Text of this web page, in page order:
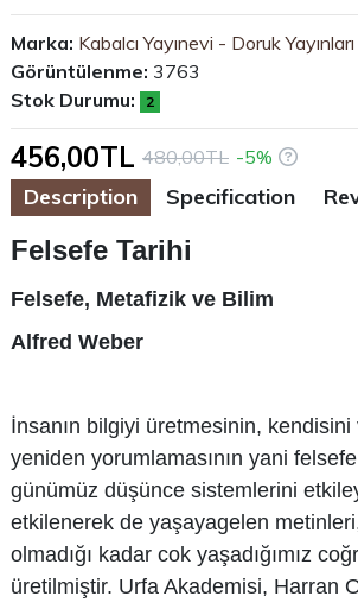
Description Specification
Felsefe Tarihi
Felsefe, Metafizik ve Bilim
Alfred Weber
İnsanın bilgiyi üretmesinin, kendisini
yeniden yorumlamasının yani
günümüz düşünce sistemlerini
etkilenerek de yaşayagelen
olmadığı kadar cok yaşadığımız
üretilmiştir. Urfa Akademisi, Harran
Marka: Kabalcı Yayınevi - Doruk Yayınları
Görüntülenme: 3763
Stok Durumu:
2
456,00TL 480,00TL -5%